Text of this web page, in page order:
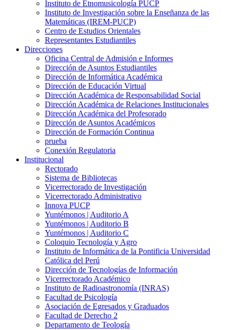
Instituto de Etnomusicología PUCP
Instituto de Investigación sobre la Enseñanza de las
Matemáticas (IREM-PUCP)
Centro de Estudios Orientales
Representantes Estudiantiles
Direcciones
Oficina Central de Admisión e Informes
Dirección de Asuntos Estudiantiles
Dirección de Informática Académica
Dirección de Educación Virtual
Dirección Académica de Responsabilidad Social
Dirección Académica de Relaciones Institucionales
Dirección Académica del Profesorado
Dirección de Asuntos Académicos
Dirección de Formación Continua
prueba
Conexión Regulatoria
Institucional
Rectorado
Sistema de Bibliotecas
Vicerrectorado de Investigación
Vicerrectorado Administrativo
Innova PUCP
Yuntémonos | Auditorio A
Yuntémonos | Auditorio B
Yuntémonos | Auditorio C
Coloquio Tecnología y Agro
Instituto de Informática de la Pontificia Universidad
Católica del Perú
Dirección de Tecnologías de Información
Vicerrectorado Académico
Instituto de Radioastronomía (INRAS)
Facultad de Psicología
Asociación de Egresados y Graduados
Facultad de Derecho 2
Departamento de Teología